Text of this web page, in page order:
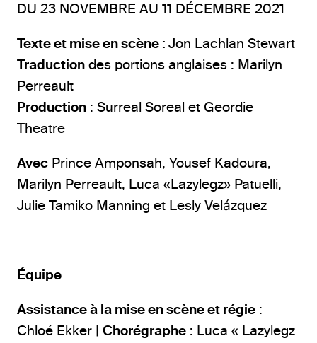
DU 23 NOVEMBRE AU 11 DÉCEMBRE 2021
Texte et mise en scène : Jon Lachlan Stewart
Traduction des portions anglaises : Marilyn
Perreault
Production : Surreal Soreal et Geordie
Theatre
Avec Prince Amponsah, Yousef Kadoura,
Marilyn Perreault, Luca «Lazylegz» Patuelli,
Julie Tamiko Manning et Lesly Velázquez
Équipe
Assistance à la mise en scène et régie :
Chloé Ekker | Chorégraphe : Luca « Lazylegz